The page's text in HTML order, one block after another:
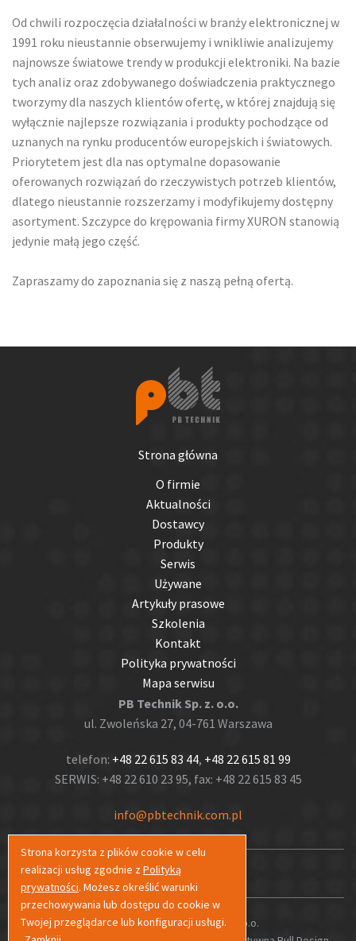
Strona korzysta z plików cookie w celu
realizacji usług zgodnie zPolityką
prywatności. Możesz określić warunki
przechowywania lub dostępu do cookie w
Twojej przeglądarce lub konfiguracji usługi.
Od chwili rozpoczęcia działalności w branży elektronicznej w
1991 roku nieustannie obserwujemy i wnikliwie analizujemy
najnowsze światowe trendy w produkcji elektroniki. Na bazie
tych analiz oraz zdobywanego doświadczenia praktycznego
tworzymy dla naszych klientów ofertę, w której znajdują się
wyłącznie najlepsze rozwiązania i produkty pochodzące od
uznanych na rynku producentów europejskich i światowych.
Priorytetem jest dla nas optymalne dopasowanie
oferowanych rozwiązań do rzeczywistych potrzeb klientów,
dlatego nieustannie rozszerzamy i modyfikujemy dostępny
asortyment. Szczypce do krępowania firmy XURON stanowią
jedynie małą jego część.
Zapraszamy do zapoznania się z naszą pełną ofertą.
Strona główna
O firmie
Aktualności
Dostawcy
Produkty
Serwis
Używane
Artykuły prasowe
Szkolenia
Kontakt
Polityka prywatności
Mapa serwisu
PB Technik Sp. z. o.o.
ul. Zwoleńska 27, 04-761 Warszawa
telefon: +48 22 615 83 44, +48 22 615 81 99
SERWIS: +48 22 610 23 95, fax: +48 22 615 83 45
info@pbtechnik.com.pl
Copyrights © PB Technik Sp. z o.o.